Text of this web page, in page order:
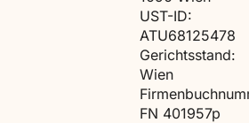
UST-ID:
ATU68125478
Gerichtsstand:
Wien
FN 401957p